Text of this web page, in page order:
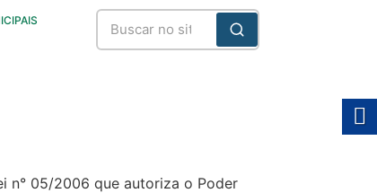
n° 05/2006 que autoriza o Poder